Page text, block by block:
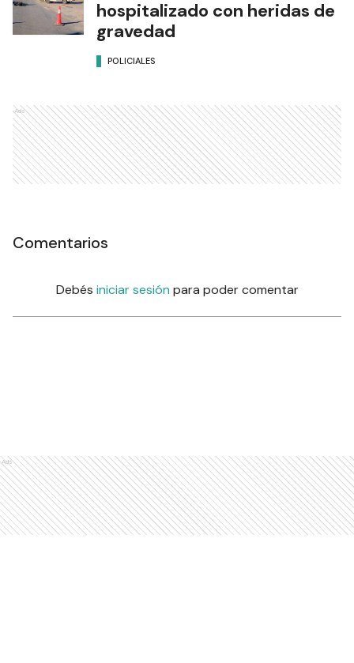
hospitalizado con heridas de
gravedad
POLICIALES
Ads
Comentarios
Debés iniciar sesión para poder comentar
Ads